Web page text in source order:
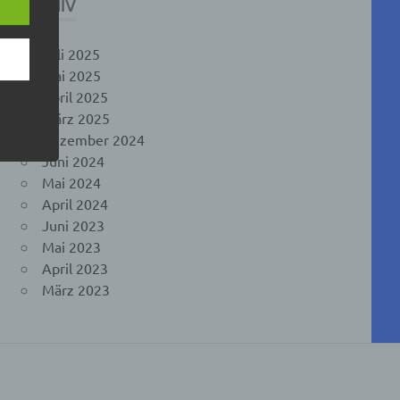
ARCHIV
Juli 2025
Mai 2025
April 2025
März 2025
Dezember 2024
Juni 2024
Mai 2024
April 2024
Juni 2023
Mai 2023
April 2023
März 2023